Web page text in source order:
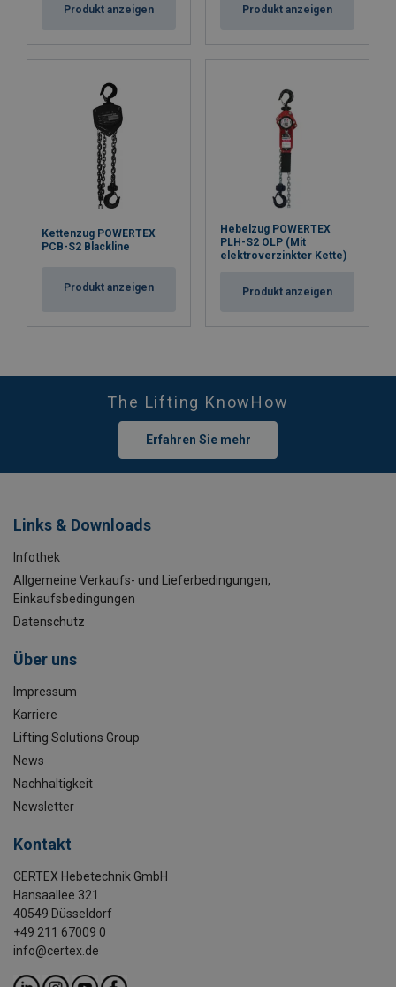
Produkt anzeigen Produkt anzeigen
Kettenzug POWERTEX
PCB-S2 Blackline
Produkt anzeigen
Hebelzug POWERTEX
PLH-S2 OLP (Mit
elektroverzinkter Kette)
Produkt anzeigen
The Lifting KnowHow
Erfahren Sie mehr
Links & Downloads
Infothek
Allgemeine Verkaufs- und Lieferbedingungen,
Einkaufsbedingungen
Datenschutz
Über uns
Impressum
Karriere
Lifting Solutions Group
News
Nachhaltigkeit
Newsletter
Kontakt
CERTEX Hebetechnik GmbH
Hansaallee 321
40549 Düsseldorf
+49 211 67009 0
info@certex.de